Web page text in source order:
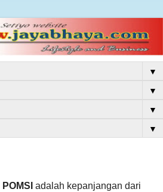
▼
▼
▼
▼
POMSI adalah kepanjangan dari